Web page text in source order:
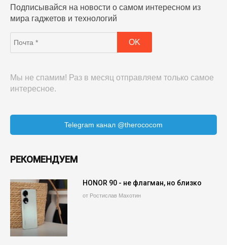
Подписывайся на новости о самом интересном из
мира гаджетов и технологий
Мы не спамим! Раз в месяц отправляем только самое
интересное.
Telegram канал @therococom
РЕКОМЕНДУЕМ
HONOR 90 - не флагман, но близко
от Ростислав Махотин